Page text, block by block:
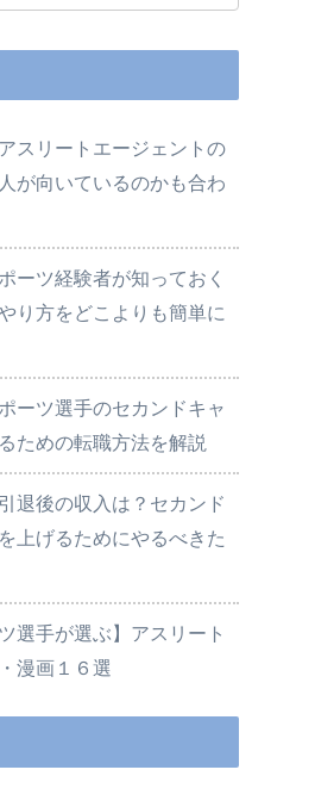
スリートエージェントの
が向いているのかも合わ
ーツ経験者が知っておく
り方をどこよりも簡単に
ーツ選手のセカンドキャ
ための転職方法を解説
退後の収入は？セカンド
上げるためにやるべきた
選手が選ぶ】アスリート
漫画１６選